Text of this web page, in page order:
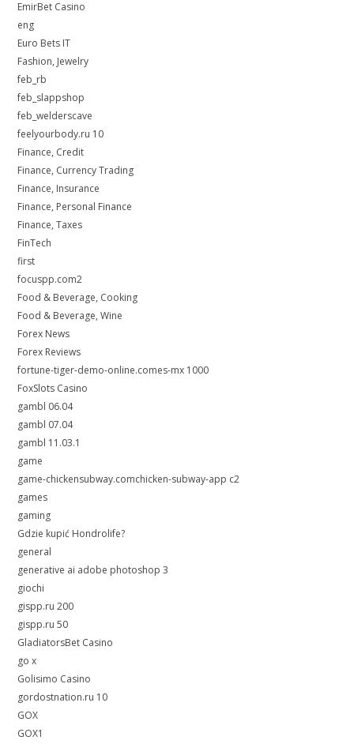
EmirBet Casino
eng
Euro Bets IT
Fashion, Jewelry
feb_rb
feb_slappshop
feb_welderscave
feelyourbody.ru 10
Finance, Credit
Finance, Currency Trading
Finance, Insurance
Finance, Personal Finance
Finance, Taxes
FinTech
first
focuspp.com2
Food & Beverage, Cooking
Food & Beverage, Wine
Forex News
Forex Reviews
fortune-tiger-demo-online.comes-mx 1000
FoxSlots Casino
gambl 06.04
gambl 07.04
gambl 11.03.1
game
game-chickensubway.comchicken-subway-app c2
games
gaming
Gdzie kupić Hondrolife?
general
generative ai adobe photoshop 3
giochi
gispp.ru 200
gispp.ru 50
GladiatorsBet Casino
go x
Golisimo Casino
gordostnation.ru 10
GOX
GOX1